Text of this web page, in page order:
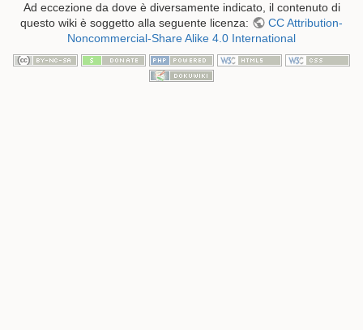
Ad eccezione da dove è diversamente indicato, il contenuto di
questo wiki è soggetto alla seguente licenza:
CC Attribution-
Noncommercial-Share Alike 4.0 International